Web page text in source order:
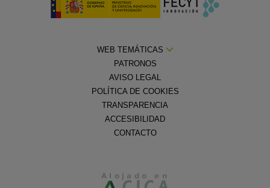
WEB TEMÁTICAS
PATRONOS
AVISO LEGAL
POLÍTICA DE COOKIES
TRANSPARENCIA
ACCESIBILIDAD
CONTACTO